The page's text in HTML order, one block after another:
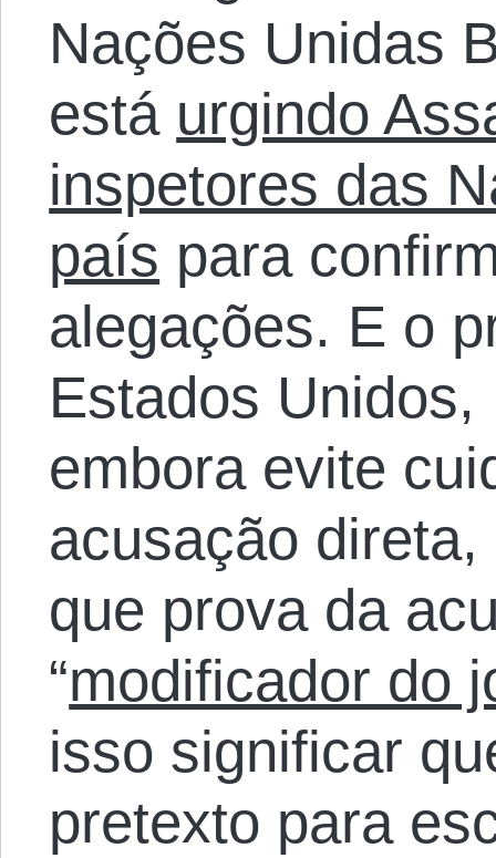
Nações Unidas
está urgindo
inspetores das
país para
alegações. E o
Estados
embora evite
acusação
que prova da
“modificador do
isso significar
pretexto para